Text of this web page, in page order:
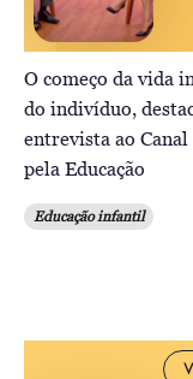
O começo da vida
do indivíduo,
entrevista ao
pela Educação
Educação infantil